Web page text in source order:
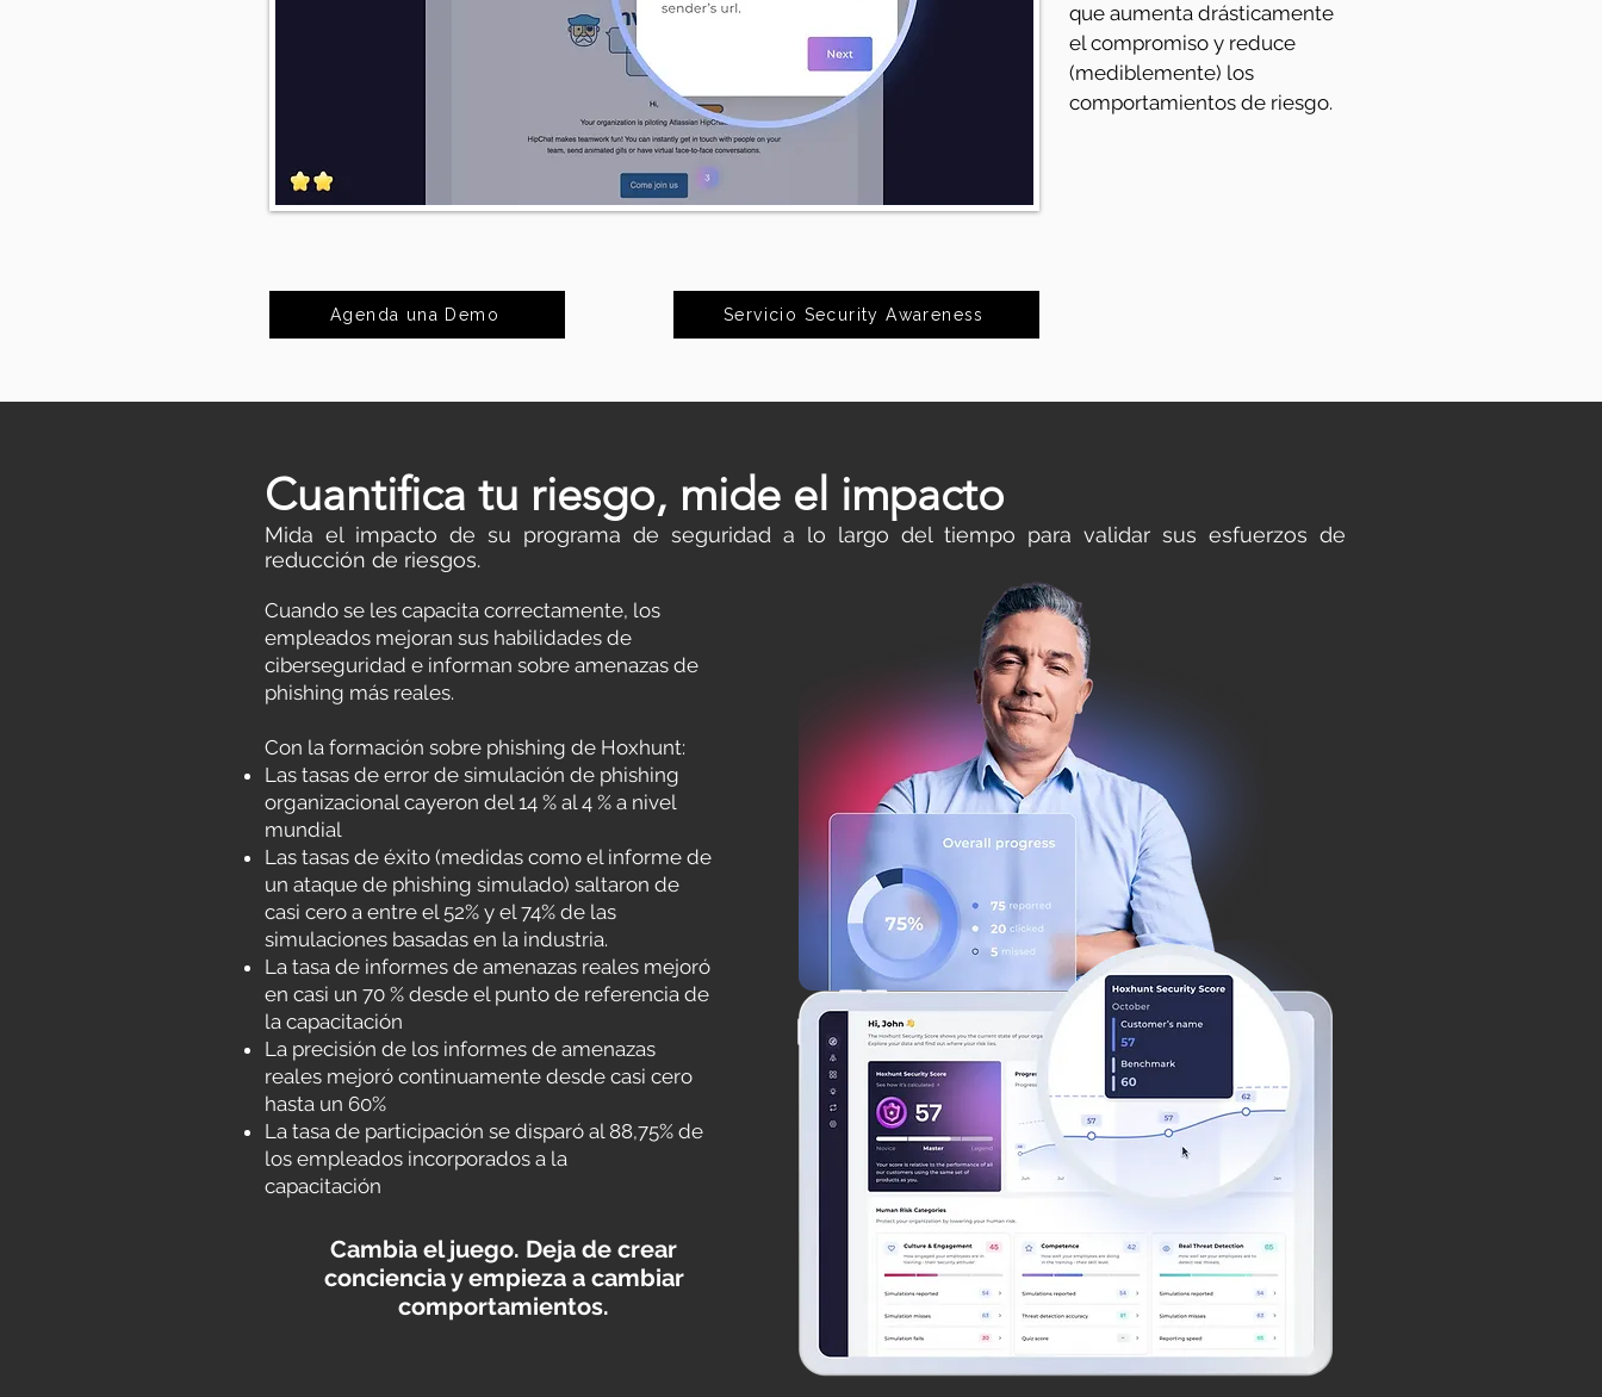
que aumenta drásticamente
el compromiso y reduce
(mediblemente) los
comportamientos de riesgo.
Agenda una Demo Servicio Security Awareness
Cuantifica tu riesgo, mide el impacto
Mida el impacto de su programa de seguridad a lo largo del tiempo para validar sus esfuerzos de
reducción de riesgos.
Cuando se les capacita correctamente, los
empleados mejoran sus habilidades de
ciberseguridad e informan sobre amenazas de
phishing más reales.
Con la formación sobre phishing de Hoxhunt:
Las tasas de error de simulación de phishing
organizacional cayeron del 14 % al 4 % a nivel
mundial
Las tasas de éxito (medidas como el informe de
un ataque de phishing simulado) saltaron de
casi cero a entre el 52% y el 74% de las
simulaciones basadas en la industria.
La tasa de informes de amenazas reales mejoró
en casi un 70 % desde el punto de referencia de
la capacitación
La precisión de los informes de amenazas
reales mejoró continuamente desde casi cero
hasta un 60%
La tasa de participación se disparó al 88,75% de
los empleados incorporados a la
capacitación
Cambia el juego. Deja de crear
conciencia y empieza a cambiar
comportamientos.